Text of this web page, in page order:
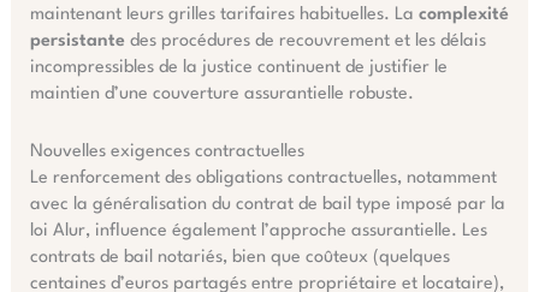
maintenant leurs grilles tarifaires habituelles. La complexité
persistante des procédures de recouvrement et les délais
incompressibles de la justice continuent de justifier le
maintien d’une couverture assurantielle robuste.
Nouvelles exigences contractuelles
Le renforcement des obligations contractuelles, notamment
avec la généralisation du contrat de bail type imposé par la
loi Alur, influence également l’approche assurantielle. Les
contrats de bail notariés, bien que coûteux (quelques
centaines d’euros partagés entre propriétaire et locataire),